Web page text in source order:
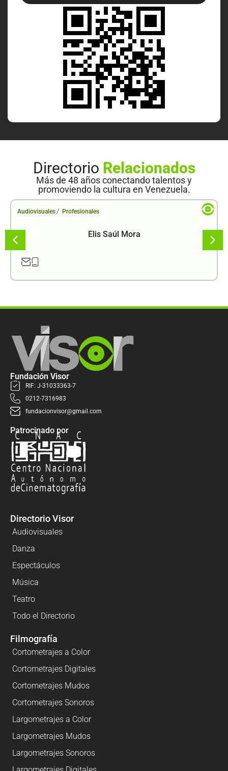
Directorio Relacionados
Más de 48 años conectando talentos y
promoviendo la cultura en Venezuela.
Audiovisuales / Profesionales
Elis Saúl Mora
Fundación Visor
RIF: J-31033363-7
0212-7316983
fundacionvisor@gmail.com
Patrocinado por
Directorio Visor
Audiovisuales
Danza
Espectáculos
Música
Teatro
Todo el Directorio
Filmografía
Cortometrajes a Color
Cortometrajes Digitales
Cortometrajes Mudos
Cortometrajes Sonoros
Largometrajes a Color
Largometrajes Mudos
Largometrajes Sonoros